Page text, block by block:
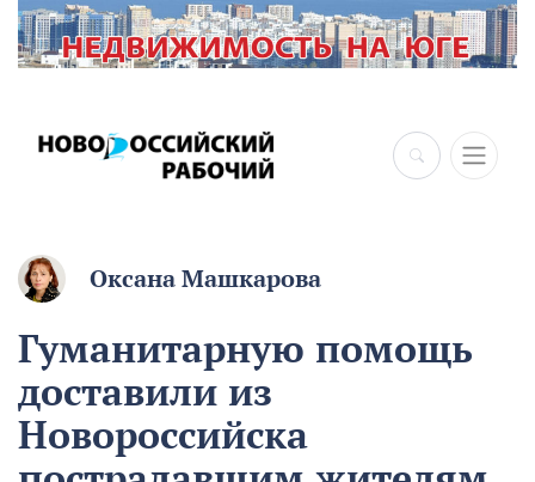
×
Оксана Машкарова
Гуманитарную помощь
доставили из
Новороссийска